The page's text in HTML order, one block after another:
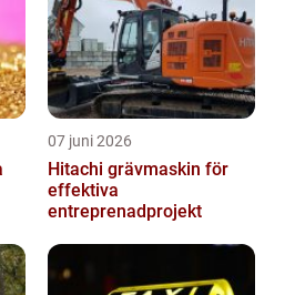
07 juni 2026
Hitachi grävmaskin för
effektiva
entreprenadprojekt